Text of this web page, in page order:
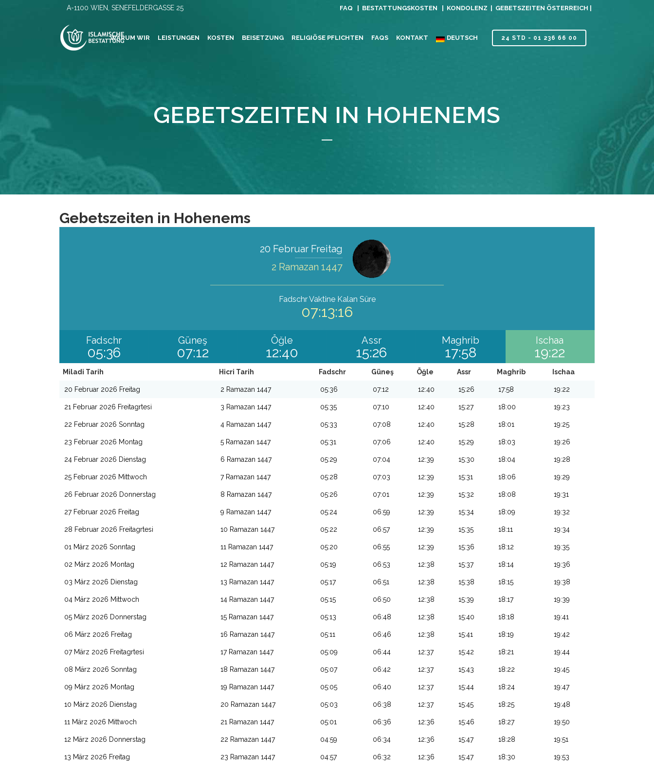
A-1100 WIEN, SENEFELDERGASSE 25 FAQ | BESTATTUNGSKOSTEN | KONDOLENZ | GEBETSZEITEN ÖSTERREICH |
24 STD - 01 236 66 00
WARUM WIR LEISTUNGEN KOSTEN BEISETZUNG RELIGIÖSE PFLICHTEN FAQS KONTAKT DEUTSCH
GEBETSZEITEN IN HOHENEMS
Gebetszeiten in Hohenems
20 Februar Freitag
2 Ramazan 1447
Fadschr Vaktine Kalan Süre
07:13:14
Fadschr
05:36
Güneş
07:12
Öğle
12:40
Assr
15:26
Maghrib
17:58
Ischaa
19:22
Miladi Tarih Hicri Tarih Fadschr Güneş Öğle Assr Maghrib Ischaa
20 Februar 2026 Freitag 2 Ramazan 1447 05:36 07:12 12:40 15:26 17:58 19:22
21 Februar 2026 Freitagrtesi 3 Ramazan 1447 05:35 07:10 12:40 15:27 18:00 19:23
22 Februar 2026 Sonntag 4 Ramazan 1447 05:33 07:08 12:40 15:28 18:01 19:25
23 Februar 2026 Montag 5 Ramazan 1447 05:31 07:06 12:40 15:29 18:03 19:26
24 Februar 2026 Dienstag 6 Ramazan 1447 05:29 07:04 12:39 15:30 18:04 19:28
25 Februar 2026 Mittwoch 7 Ramazan 1447 05:28 07:03 12:39 15:31 18:06 19:29
26 Februar 2026 Donnerstag 8 Ramazan 1447 05:26 07:01 12:39 15:32 18:08 19:31
27 Februar 2026 Freitag 9 Ramazan 1447 05:24 06:59 12:39 15:34 18:09 19:32
28 Februar 2026 Freitagrtesi 10 Ramazan 1447 05:22 06:57 12:39 15:35 18:11 19:34
01 März 2026 Sonntag 11 Ramazan 1447 05:20 06:55 12:39 15:36 18:12 19:35
02 März 2026 Montag 12 Ramazan 1447 05:19 06:53 12:38 15:37 18:14 19:36
03 März 2026 Dienstag 13 Ramazan 1447 05:17 06:51 12:38 15:38 18:15 19:38
04 März 2026 Mittwoch 14 Ramazan 1447 05:15 06:50 12:38 15:39 18:17 19:39
05 März 2026 Donnerstag 15 Ramazan 1447 05:13 06:48 12:38 15:40 18:18 19:41
06 März 2026 Freitag 16 Ramazan 1447 05:11 06:46 12:38 15:41 18:19 19:42
07 März 2026 Freitagrtesi 17 Ramazan 1447 05:09 06:44 12:37 15:42 18:21 19:44
08 März 2026 Sonntag 18 Ramazan 1447 05:07 06:42 12:37 15:43 18:22 19:45
09 März 2026 Montag 19 Ramazan 1447 05:05 06:40 12:37 15:44 18:24 19:47
10 März 2026 Dienstag 20 Ramazan 1447 05:03 06:38 12:37 15:45 18:25 19:48
11 März 2026 Mittwoch 21 Ramazan 1447 05:01 06:36 12:36 15:46 18:27 19:50
12 März 2026 Donnerstag 22 Ramazan 1447 04:59 06:34 12:36 15:47 18:28 19:51
13 März 2026 Freitag 23 Ramazan 1447 04:57 06:32 12:36 15:47 18:30 19:53